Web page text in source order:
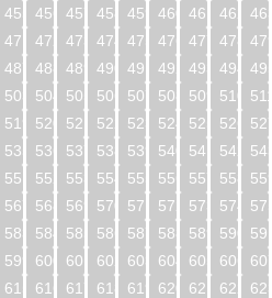
455 456 457 458 459 460 461 462
471 472 473 474 475 476 477 478
487 488 489 490 491 492 493 494
503 504 505 506 507 508 509 510
519 520 521 522 523 524 525 526
535 536 537 538 539 540 541 542
551 552 553 554 555 556 557 558
567 568 569 570 571 572 573 574
583 584 585 586 587 588 589 590
599 600 601 602 603 604 605 606
615 616 617 618 619 620 621 622